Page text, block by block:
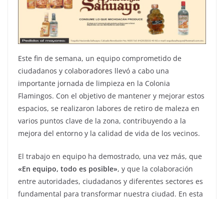
Este fin de semana, un equipo comprometido de
ciudadanos y colaboradores llevó a cabo una
importante jornada de limpieza en la Colonia
Flamingos. Con el objetivo de mantener y mejorar estos
espacios, se realizaron labores de retiro de maleza en
varios puntos clave de la zona, contribuyendo a la
mejora del entorno y la calidad de vida de los vecinos.
El trabajo en equipo ha demostrado, una vez más, que
«En equipo, todo es posible», y que la colaboración
entre autoridades, ciudadanos y diferentes sectores es
fundamental para transformar nuestra ciudad. En esta